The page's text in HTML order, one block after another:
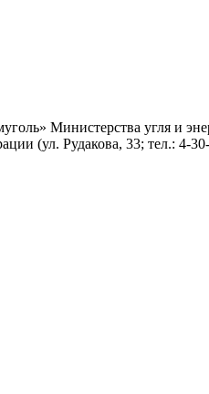
Министерства угля и
(ул. Рудакова, 33; тел.: 4-